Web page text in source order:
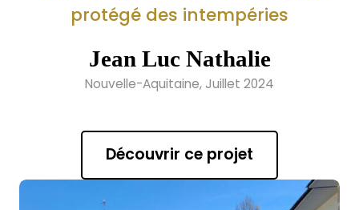
protégé des intempéries
Jean Luc Nathalie
Nouvelle-Aquitaine, Juillet 2024
Découvrir ce projet